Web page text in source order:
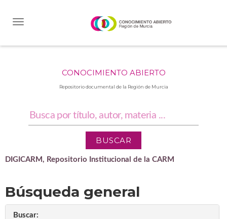
CONOCIMIENTO ABIERTO
Repositorio documental de la Región de Murcia
DIGICARM, Repositorio Institucional de la CARM
Búsqueda general
Buscar: